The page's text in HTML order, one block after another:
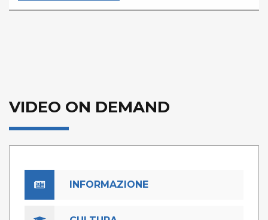
VIDEO ON DEMAND
INFORMAZIONE